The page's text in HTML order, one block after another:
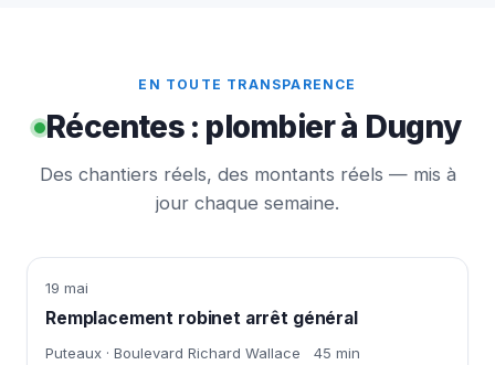
EN TOUTE TRANSPARENCE
Récentes : plombier à Dugny
Des chantiers réels, des montants réels — mis à
jour chaque semaine.
19 mai
Remplacement robinet arrêt général
Puteaux · Boulevard Richard Wallace 45 min